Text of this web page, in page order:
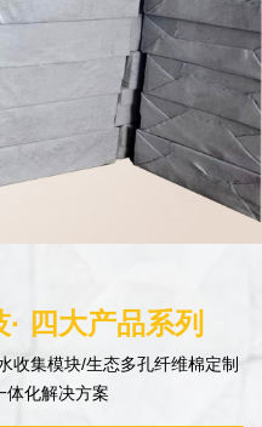
四大产品系列
收集模块/生态多孔纤维棉定制
体化解决方案